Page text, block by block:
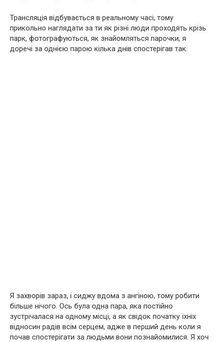
Трансляція відбувається в реальному часі, тому
прикольно наглядати за ти як різні люди проходять крізь
парк, фотографуються, як знайомляться парочки, я
доречі за однією парою кілька днів спостерігав так.
Я захворів зараз, і сиджу вдома з ангіною, тому робити
більше нічого. Ось була одна пара, яка постійно
зустрічалася на одному місці, а як свідок початку їхніх
відносин радів всім серцем, адже в перший день коли я
почав спостерігати за людьми вони познайомилися. Я хоч